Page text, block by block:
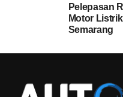
Pelepasan
Motor
Semarang